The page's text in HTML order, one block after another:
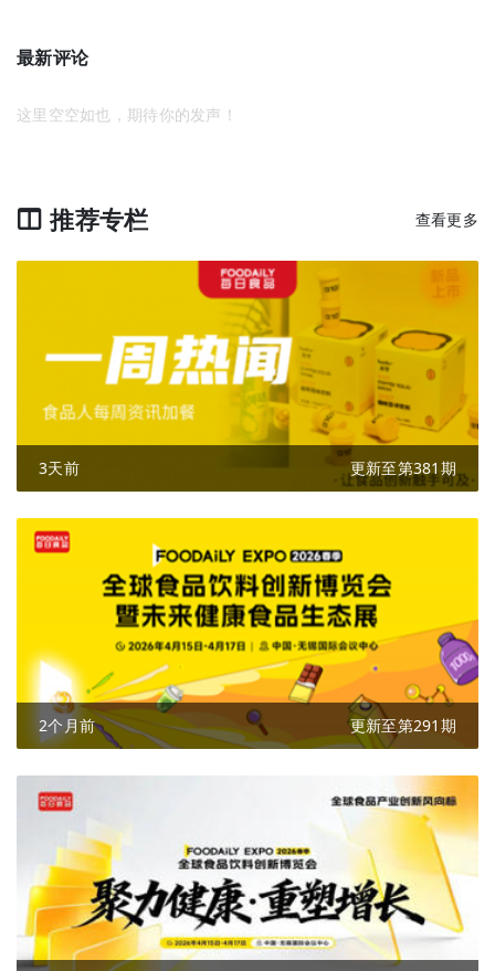
最新评论
这里空空如也，期待你的发声！
推荐专栏 查看更多
3天前 更新至第381期
2个月前 更新至第291期